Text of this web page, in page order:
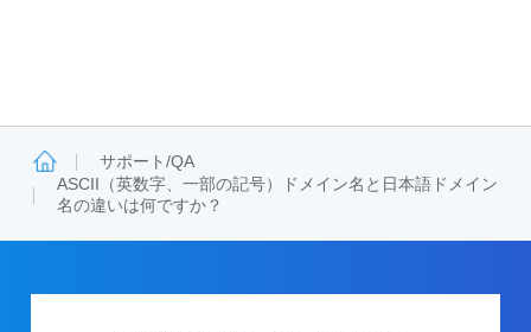
サポート/QA
ASCII（英数字、一部の記号）ドメイン名と日本語ドメイン
名の違いは何ですか？